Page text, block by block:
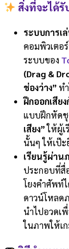
สิ่งที่จะได้
ระบบการ
คอมพิวเตอ
ระบบของ
(Drag &
ช่องว่าง” ท
ฝึกออกเสีย
แบบฝึกหัดชุ
เสียง”ให้ผู้เ
นั้นๆ ให้เป๊ะ
เรียนรู้ผ่าน
ประกอบที่สื่
โยงคำศัพท์ไ
ดาวน์โหลด
นำไปอวดเ
ในภาพให้เ